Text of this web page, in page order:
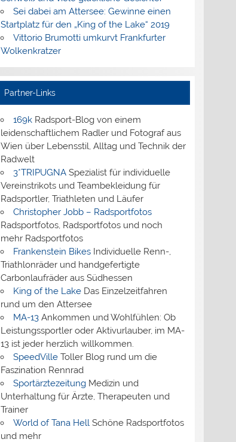
Sei dabei am Attersee: Gewinne einen
Startplatz für den „King of the Lake“ 2019
Vittorio Brumotti umkurvt Frankfurter
Wolkenkratzer
Partner-Links
169kRadsport-Blog von einem
leidenschaftlichem Radler und Fotograf aus
Wien über Lebensstil, Alltag und Technik der
Radwelt
3*TRIPUGNASpezialist für individuelle
Vereinstrikots und Teambekleidung für
Radsportler, Triathleten und Läufer
Christopher Jobb – Radsportfotos
Radsportfotos, Radsportfotos und noch
mehr Radsportfotos
Frankenstein BikesIndividuelle Renn-,
Triathlonräder und handgefertigte
Carbonlaufräder aus Südhessen
King of the LakeDas Einzelzeitfahren
rund um den Attersee
MA-13Ankommen und Wohlfühlen: Ob
Leistungssportler oder Aktivurlauber, im MA-
13 ist jeder herzlich willkommen.
SpeedVilleToller Blog rund um die
Faszination Rennrad
SportärztezeitungMedizin und
Unterhaltung für Ärzte, Therapeuten und
Trainer
World of Tana Hell Schöne Radsportfotos
und mehr